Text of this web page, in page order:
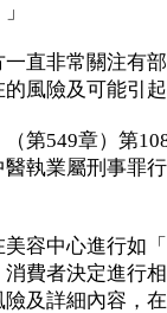
非常關注有部
風險及可能引
549章）第
執業屬刑事罪
中心進行如「
費者決定進行
及詳細內容，